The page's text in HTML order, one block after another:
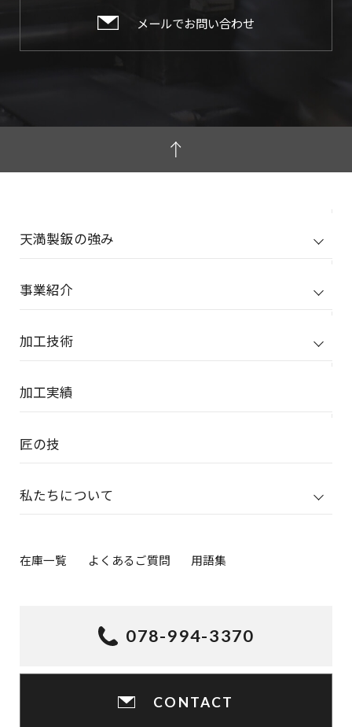
メールでお問い合わせ
天満製鈑の強み
事業紹介
加工技術
加工実績
匠の技
私たちについて
在庫一覧 よくあるご質問 用語集
078-994-3370
CONTACT